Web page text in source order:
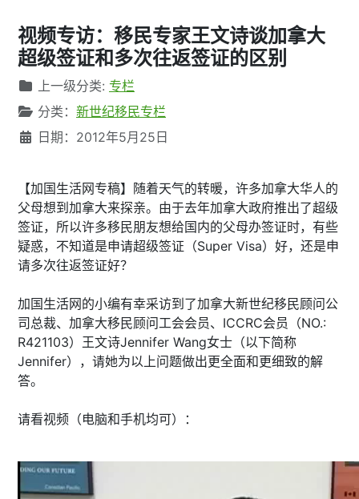
视频专访：移民专家王文诗谈加拿大
超级签证和多次往返签证的区别
文章信息
上一级分类: 专栏
分类： 新世纪移民专栏
日期：2012年5月25日
【加国生活网专稿】随着天气的转暖，许多加拿大华人的
父母想到加拿大来探亲。由于去年加拿大政府推出了超级
签证，所以许多移民朋友想给国内的父母办签证时，有些
疑惑，不知道是申请超级签证（Super Visa）好，还是申
请多次往返签证好？
加国生活网的小编有幸采访到了加拿大新世纪移民顾问公
司总裁、加拿大移民顾问工会会员、ICCRC会员（NO.:
R421103）王文诗Jennifer Wang女士（以下简称
Jennifer），请她为以上问题做出更全面和更细致的解
答。
请看视频（电脑和手机均可）：